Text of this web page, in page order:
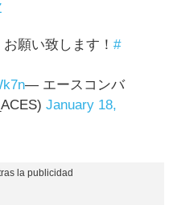
願い致します！#
— エースコンバ
January 18,